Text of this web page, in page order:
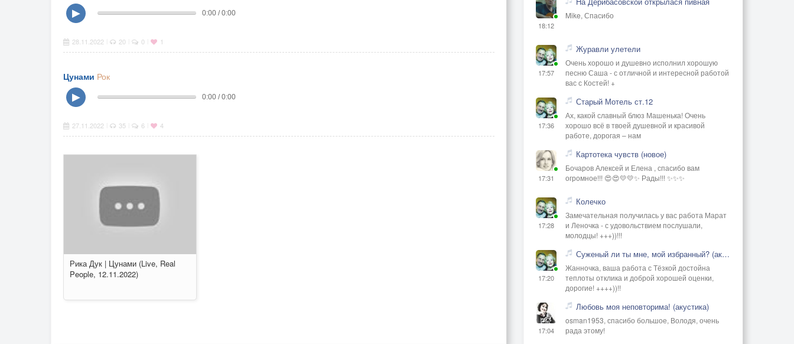
▶
0:00 / 0:00
28.11.2022 20 0 1
Цунами Рок
▶
0:00 / 0:00
27.11.2022 35 6 4
Рика Дук | Цунами (Live, Real
People, 12.11.2022)
18:12
Mike, Спасибо
17:57
Журавли улетели
Очень хорошо и душевно исполнил хорошую
песню Саша - с отличной и интересной работой
вас с Костей! +
17:36
Старый Мотель ст.12
Ах, какой славный блюз Машенька! Очень
хорошо всё в твоей душевной и красивой
работе, дорогая – нам
17:31
Картотека чувств (новое)
Бочаров Алексей и Елена , спасибо вам
огромное!!! 😍😍💛💛✨ Рады!!! ✨✨✨
17:28
Колечко
Замечательная получилась у вас работа Марат
и Леночка - с удовольствием послушали,
молодцы! +++))!!!
17:20
Суженый ли ты мне, мой избранный? (акустика)
Жанночка, ваша работа с Тёзкой достойна
теплоты отклика и доброй хорошей оценки,
дорогие! ++++))!!
17:04
Любовь моя неповторима! (акустика)
osman1953, спасибо большое, Володя, очень
рада этому!